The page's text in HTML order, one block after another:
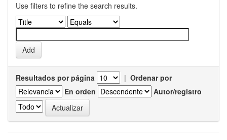
Use filters to refine the search results.
Resultados por página | Ordenar por
En orden
Autor/registro